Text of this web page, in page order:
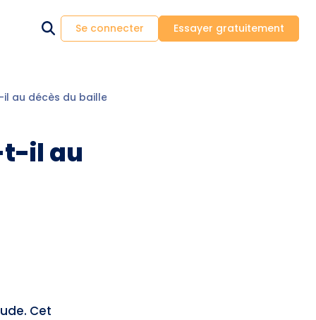
Se connecter Essayer gratuitement
au décès du bailleur ?
t-il au
Cet